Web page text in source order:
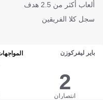
ألعاب أكثر من 2.5 هدف
سجل كلا الفريقين
باير ليفركوزن
2
انتصاران